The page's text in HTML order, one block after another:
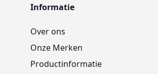
Informatie
Over ons
Onze Merken
Productinformatie